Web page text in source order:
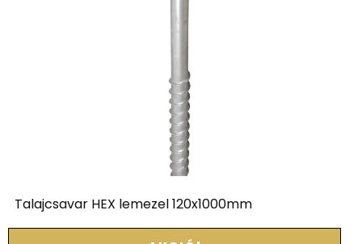
Talajcsavar HEX lemezel 120x1000mm